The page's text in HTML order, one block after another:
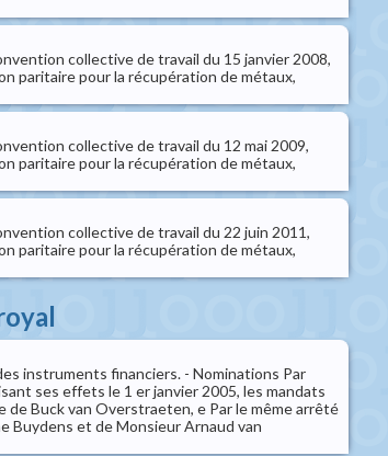
collective de travail du 15 janvier 2008,
paritaire pour la récupération de métaux,
collective de travail du 12 mai 2009,
paritaire pour la récupération de métaux,
collective de travail du 22 juin 2011,
paritaire pour la récupération de métaux,
instruments financiers. - Nominations Par
ses effets le 1 er janvier 2005, les mandats
de Buck van Overstraeten, e Par le même arrêté
Buydens et de Monsieur Arnaud van